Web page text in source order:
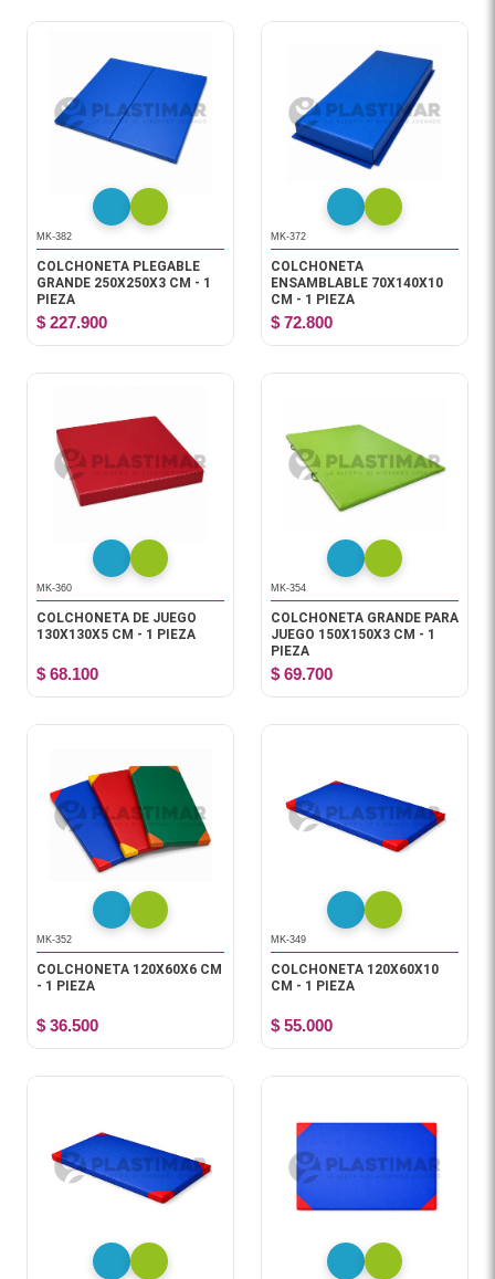
MK-382
COLCHONETA PLEGABLE
GRANDE 250X250X3 CM - 1
PIEZA
$ 227.900
MK-372
COLCHONETA
ENSAMBLABLE 70X140X10
CM - 1 PIEZA
$ 72.800
MK-360
COLCHONETA DE JUEGO
130X130X5 CM - 1 PIEZA
$ 68.100
MK-354
COLCHONETA GRANDE PARA
JUEGO 150X150X3 CM - 1
PIEZA
$ 69.700
MK-352
COLCHONETA 120X60X6 CM
- 1 PIEZA
$ 36.500
MK-349
COLCHONETA 120X60X10
CM - 1 PIEZA
$ 55.000